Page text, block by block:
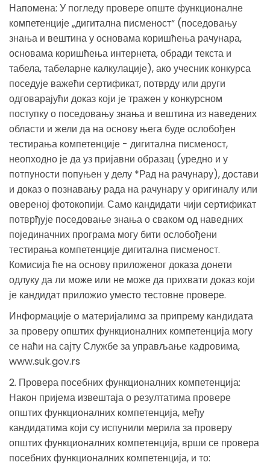
Напомена: У погледу провере опште функционалне
компетенције „дигитална писменост“ (поседовању
знања и вештина у основама коришћења рачунара,
основама коришћења интернета, обради текста и
табела, табеларне калкулације), ако учесник конкурса
поседује важећи сертификат, потврду или други
одговарајући доказ који је тражен у конкурсном
поступку о поседовању знања и вештина из наведених
области и жели да на основу њега буде ослобођен
тестирања компетенције - дигитална писменост,
неопходно је да уз пријавни образац (уредно и у
потпуности попуњен у делу *Рад на рачунару), достави
и доказ о познавању рада на рачунару у оригиналу или
овереној фотокопији. Само кандидати чији сертификат
потврђује поседовање знања о сваком од наведних
појединачних програма могу бити ослобођени
тестирања компетенције дигитална писменост.
Комисија ће на основу приложеног доказа донети
одлуку да ли може или не може да прихвати доказ који
је кандидат приложио уместо тестовне провере.
Информације o материјалимa за припрему кандидата
за проверу општих функционалних компетенција могу
се наћи на сајту Службе за управљање кадровима,
www.suk.gov.rs
2. Провера посебних функционалних компетенција:
Након пријема извештаја о резултатима провере
општих функционалних компетенција, међу
кандидатима који су испунили мерила за проверу
општих функционалних компетенција, врши се провера
посебних функционалних компетенција, и то: